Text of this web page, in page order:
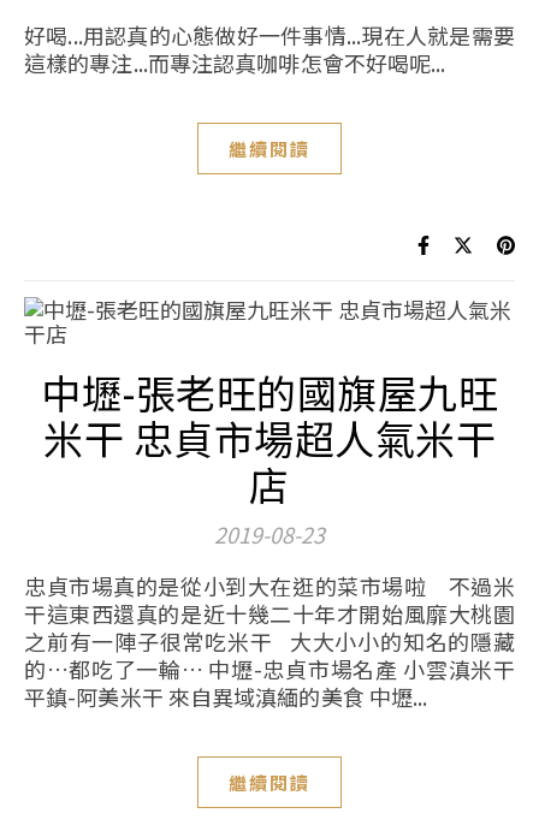
好喝...用認真的心態做好一件事情...現在人就是需要
這樣的專注...而專注認真咖啡怎會不好喝呢...
繼續閱讀
中壢-張老旺的國旗屋九旺
米干 忠貞市場超人氣米干
店
2019-08-23
忠貞市場真的是從小到大在逛的菜市場啦 不過米
干這東西還真的是近十幾二十年才開始風靡大桃園
之前有一陣子很常吃米干 大大小小的知名的隱藏
的…都吃了一輪… 中壢-忠貞市場名產 小雲滇米干
平鎮-阿美米干 來自異域滇緬的美食 中壢...
繼續閱讀